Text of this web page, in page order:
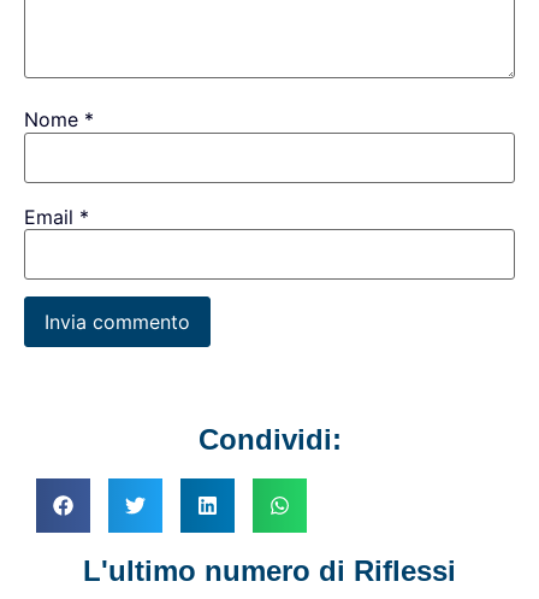
Nome *
Email *
Condividi:
L'ultimo numero di Riflessi